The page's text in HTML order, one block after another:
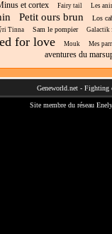
et cortex Fairy tail Les
Petit ours brun Los
Tinna Sam le pompier Galactik
for love Mouk Mes
aventures du
Geneworld.net - Fighting
Site membre du réseau